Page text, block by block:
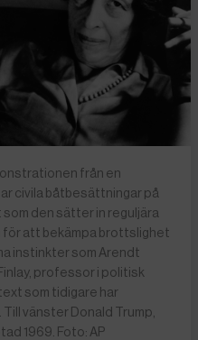
från en
civila båtbesättningar på
den sätter in reguljära
för att bekämpa brottslighet
instinkter som Arendt
professor i politisk
som tidigare har
vänster Donald Trump,
1969. Foto: AP